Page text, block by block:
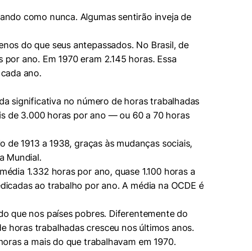
como nunca. Algumas sentirão inveja de
do que seus antepassados. No Brasil, de
ano. Em 1970 eram 2.145 horas. Essa
ano.
significativa no número de horas trabalhadas
de 3.000 horas por ano — ou 60 a 70 horas
1913 a 1938, graças às mudanças sociais,
Mundial.
1.332 horas por ano, quase 1.100 horas a
ao trabalho por ano. A média na OCDE é
que nos países pobres. Diferentemente do
horas trabalhadas cresceu nos últimos anos.
a mais do que trabalhavam em 1970.